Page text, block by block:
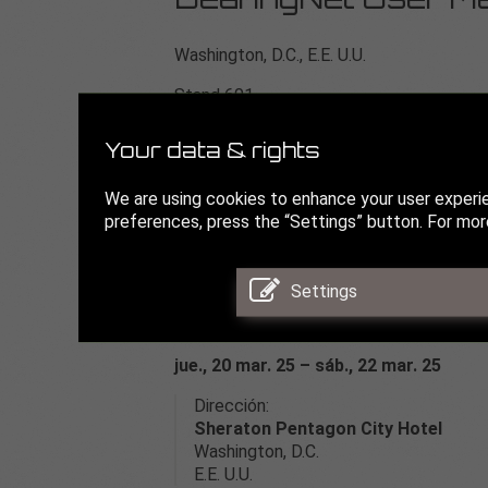
Washington, D.C., E.E. U.U.
Stand 601
que no ha visto desde el último evento.
Encuentre nuevos socios comerciales y
de minoristas.
sesiones de networking, durante la cena
Reconozca, descubra y establezca
jue., 20 mar. 25 – sáb., 22 mar. 25
Dirección:
Sheraton Pentagon City Hotel
Washington, D.C.
E.E. U.U.
Your data & rights
We are using cookies to enhance your user
preferences, press the “Settings” button. For
Settings